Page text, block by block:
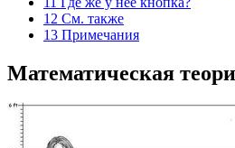
12 См. также
13 Примечания
Математическая